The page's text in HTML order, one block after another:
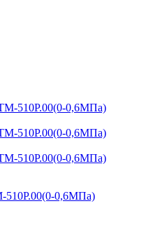
510Р.00(0-0,6МПа)